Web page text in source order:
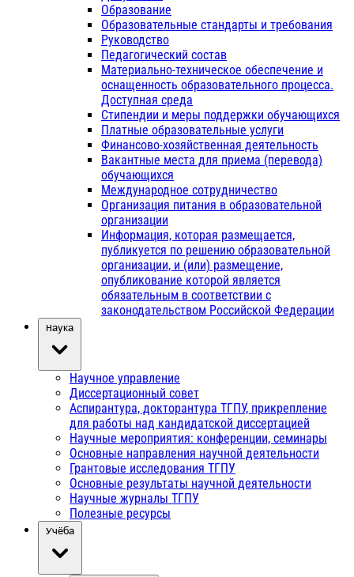
Образование
Образовательные стандарты и требования
Руководство
Педагогический состав
Материально-техническое обеспечение и
оснащенность образовательного процесса.
Доступная среда
Стипендии и меры поддержки обучающихся
Платные образовательные услуги
Финансово-хозяйственная деятельность
Вакантные места для приема (перевода)
обучающихся
Международное сотрудничество
Организация питания в образовательной
организации
Информация, которая размещается,
публикуется по решению образовательной
организации, и (или) размещение,
опубликование которой является
обязательным в соответствии с
законодательством Российской Федерации
Наука
Научное управление
Диссертационный совет
Аспирантура, докторантура ТГПУ, прикрепление
для работы над кандидатской диссертацией
Научные мероприятия: конференции, семинары
Основные направления научной деятельности
Грантовые исследования ТГПУ
Основные результаты научной деятельности
Научные журналы ТГПУ
Полезные ресурсы
Учёба